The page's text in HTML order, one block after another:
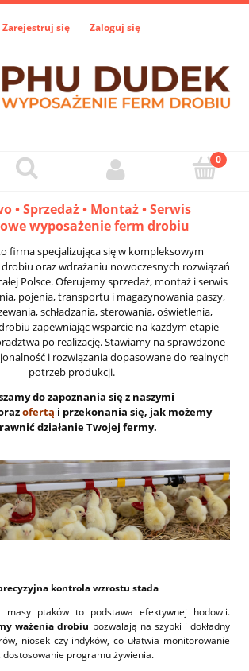
Zarejestruj się Zaloguj się
• Sprzedaż • Montaż • Serwis
wyposażenie ferm drobiu
firma specjalizująca się w kompleksowym
oraz wdrażaniu nowoczesnych rozwiązań
Polsce. Oferujemy sprzedaż, montaż i serwis
pojenia, transportu i magazynowania paszy,
schładzania, sterowania, oświetlenia,
zapewniając wsparcie na każdym etapie
po realizację. Stawiamy na sprawdzone
i rozwiązania dopasowane do realnych
potrzeb produkcji.
do zapoznania się z naszymi
ofertą i przekonania się, jak możemy
działanie Twojej fermy.
kontrola wzrostu stada
masy ptaków to podstawa efektywnej hodowli.
ważenia drobiu pozwalają na szybki i dokładny
niosek czy indyków, co ułatwia monitorowanie
programu żywienia.